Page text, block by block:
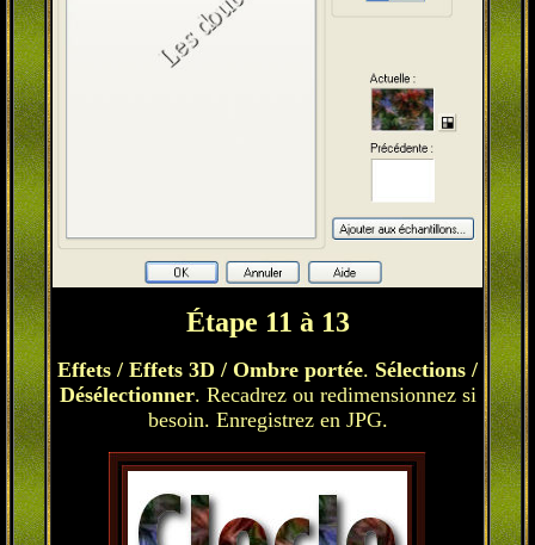
Étape 11 à 13
Effets / Effets 3D / Ombre portée. Sélections /
Désélectionner. Recadrez ou redimensionnez si
besoin. Enregistrez en JPG.